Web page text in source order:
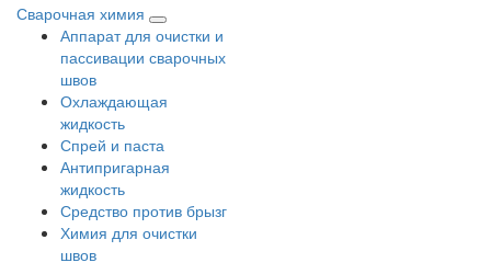
Сварочная химия
Аппарат для очистки и
пассивации сварочных
швов
Охлаждающая
жидкость
Спрей и паста
Антипригарная
жидкость
Средство против брызг
Химия для очистки
швов